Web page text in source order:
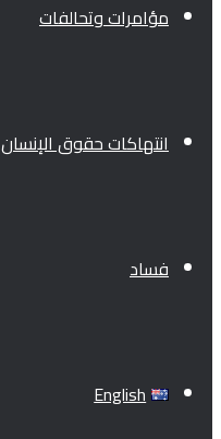
مؤامرات وتحالفات
انتهاكات حقوق الإنسان
فساد
English